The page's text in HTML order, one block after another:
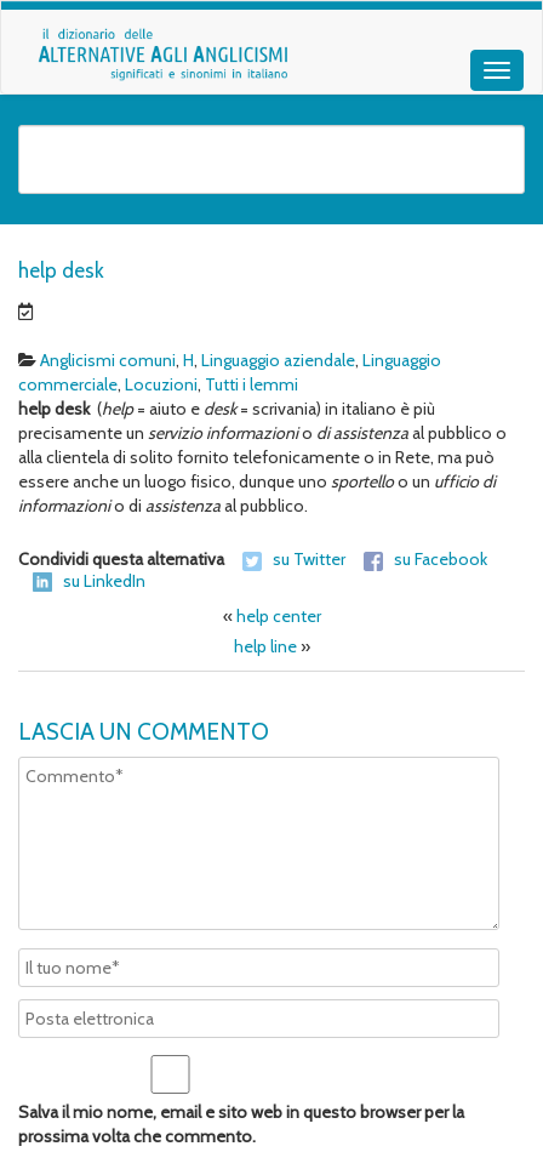
help desk
Anglicismi comuni, H, Linguaggio aziendale, Linguaggio
commerciale, Locuzioni, Tutti i lemmi
help desk(help= aiuto e desk= scrivania) in italiano è più
precisamente un servizio informazionio di assistenzaal pubblico o
alla clientela di solito fornito telefonicamente o in Rete, ma può
essere anche un luogo fisico, dunque uno sportelloo un ufficio di
informazionio di assistenzaal pubblico.
Condividi questa alternativa su Twitter
su Facebook
su LinkedIn
« help center
help line»
LASCIA UN COMMENTO
Salva il mio nome, email e sito web in questo browser per la
prossima volta che commento.